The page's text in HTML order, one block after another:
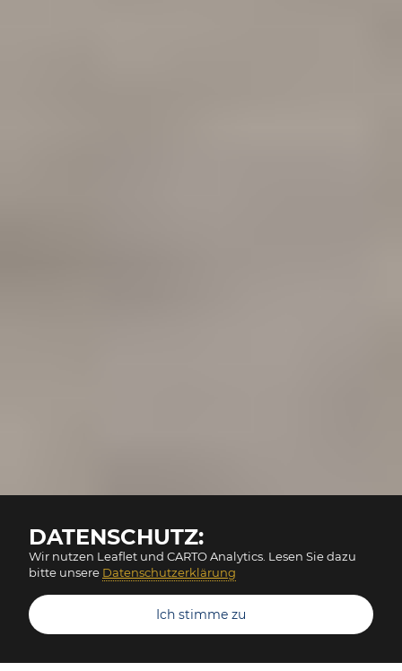
DATENSCHUTZ:
Wir nutzen Leaflet und CARTO Analytics. Lesen Sie dazu
bitte unsere Datenschutzerklärung
Ich stimme zu